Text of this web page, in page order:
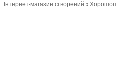
Інтернет-магазин створений з Хорошоп